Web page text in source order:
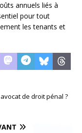
annuels liés à
pour tout
les tenants et
de droit pénal ?